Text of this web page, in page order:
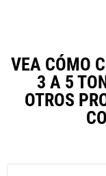
VEA CÓMO
3 A 5
OTROS